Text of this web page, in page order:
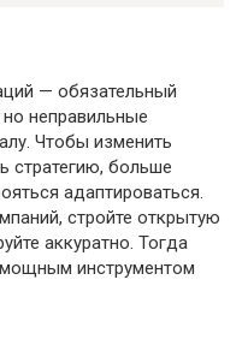
— обязательный
неправильные
Чтобы изменить
стратегию, больше
адаптироваться.
стройте открытую
аккуратно. Тогда
мощным инструментом